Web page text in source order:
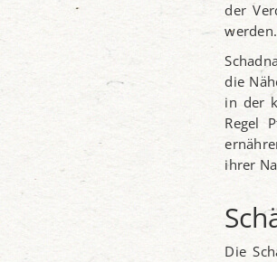
der
werden.
die
in der
Regel
ihrer
Die